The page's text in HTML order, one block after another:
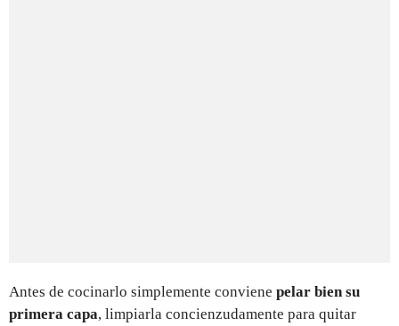
Antes de cocinarlo simplemente conviene pelar bien su
primera capa, limpiarla concienzudamente para quitar